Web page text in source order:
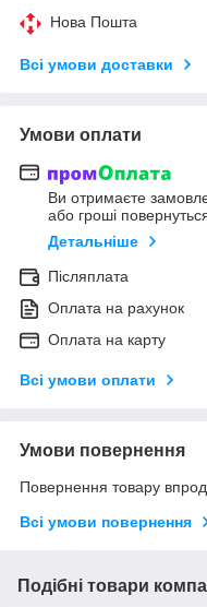
Нова Пошта
Всі умови доставки
Умови оплати
Ви отримаєте
або гроші
Детальніше
Післяплата
Оплата на рахунок
Оплата на карту
Всі умови оплати
Умови повернення
Повернення товару
Всі умови повернення
Подібні товари